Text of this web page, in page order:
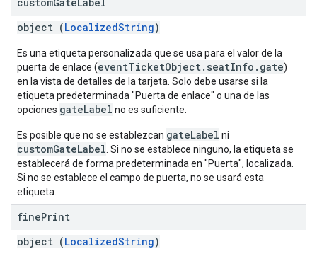
object (LocalizedString)
Es una etiqueta personalizada que se usa para el valor de la
puerta de enlace (eventTicketObject.seatInfo.gate)
en la vista de detalles de la tarjeta. Solo debe usarse si la
etiqueta predeterminada "Puerta de enlace" o una de las
opciones gateLabel no es suficiente.
Es posible que no se establezcan gateLabel ni
customGateLabel . Si no se establece ninguno, la etiqueta se
establecerá de forma predeterminada en "Puerta", localizada.
Si no se establece el campo de puerta, no se usará esta
etiqueta.
finePrint
object (LocalizedString)